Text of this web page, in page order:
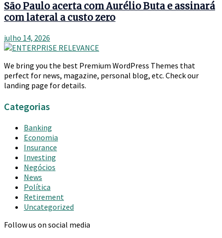
São Paulo acerta com Aurélio Buta e assinará
com lateral a custo zero
julho 14, 2026
We bring you the best Premium WordPress Themes that
perfect for news, magazine, personal blog, etc. Check our
landing page for details.
Categorias
Banking
Economia
Insurance
Investing
Negócios
News
Política
Retirement
Uncategorized
Follow us on social media